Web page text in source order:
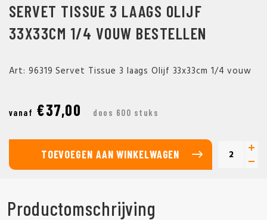
SERVET TISSUE 3 LAAGS OLIJF
33X33CM 1/4 VOUW BESTELLEN
Art: 96319 Servet Tissue 3 laags Olijf 33x33cm 1/4 vouw
vanaf €37,00 doos 600 stuks
TOEVOEGEN AAN WINKELWAGEN
Productomschrijving